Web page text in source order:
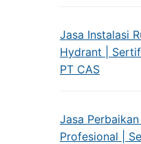
Jasa Instalasi
Hydrant |
PT CAS
Jasa
Profesional |